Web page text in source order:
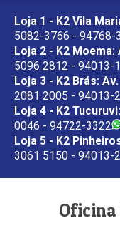
Loja 1 - K2 Vila
5082-3766 - 94768-
Loja 2 - K2
5096 2812 - 94013-
Loja 3 - K2 Brás:
2081 2005 - 94013-
Loja 4 - K2
0046 - 94722-3322
Loja 5 - K2
3061 5150 - 94013-
Oficina